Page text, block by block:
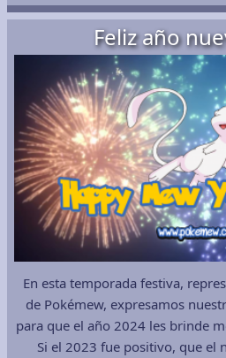
Feliz año
En esta temporada festiva,
de Pokémew, expresamos
para que el año 2024 les brinde
Si el 2023 fue positivo, que el